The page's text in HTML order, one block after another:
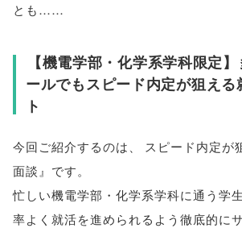
とも……
【機電学部・化学系学科限定】
ールでもスピード内定が狙え
ト
今回ご紹介するのは
スピード内定が
面談』です。
忙しい機電学部・化学系学科に通う学
率よく就活を進められるよう徹底的に